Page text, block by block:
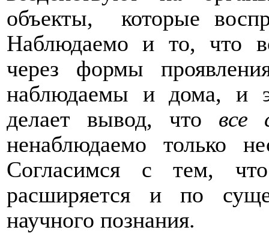
объекты,
которые
Наблюдаемо и то, что
через формы
наблюдаемы и дома, и
делает вывод, что все
ненаблюдаемо только
Согласимся с тем,
расширяется и по
научного познания.